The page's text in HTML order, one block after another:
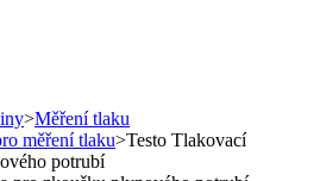
>Měření tlaku
měření tlaku>Testo Tlakovací
potrubí